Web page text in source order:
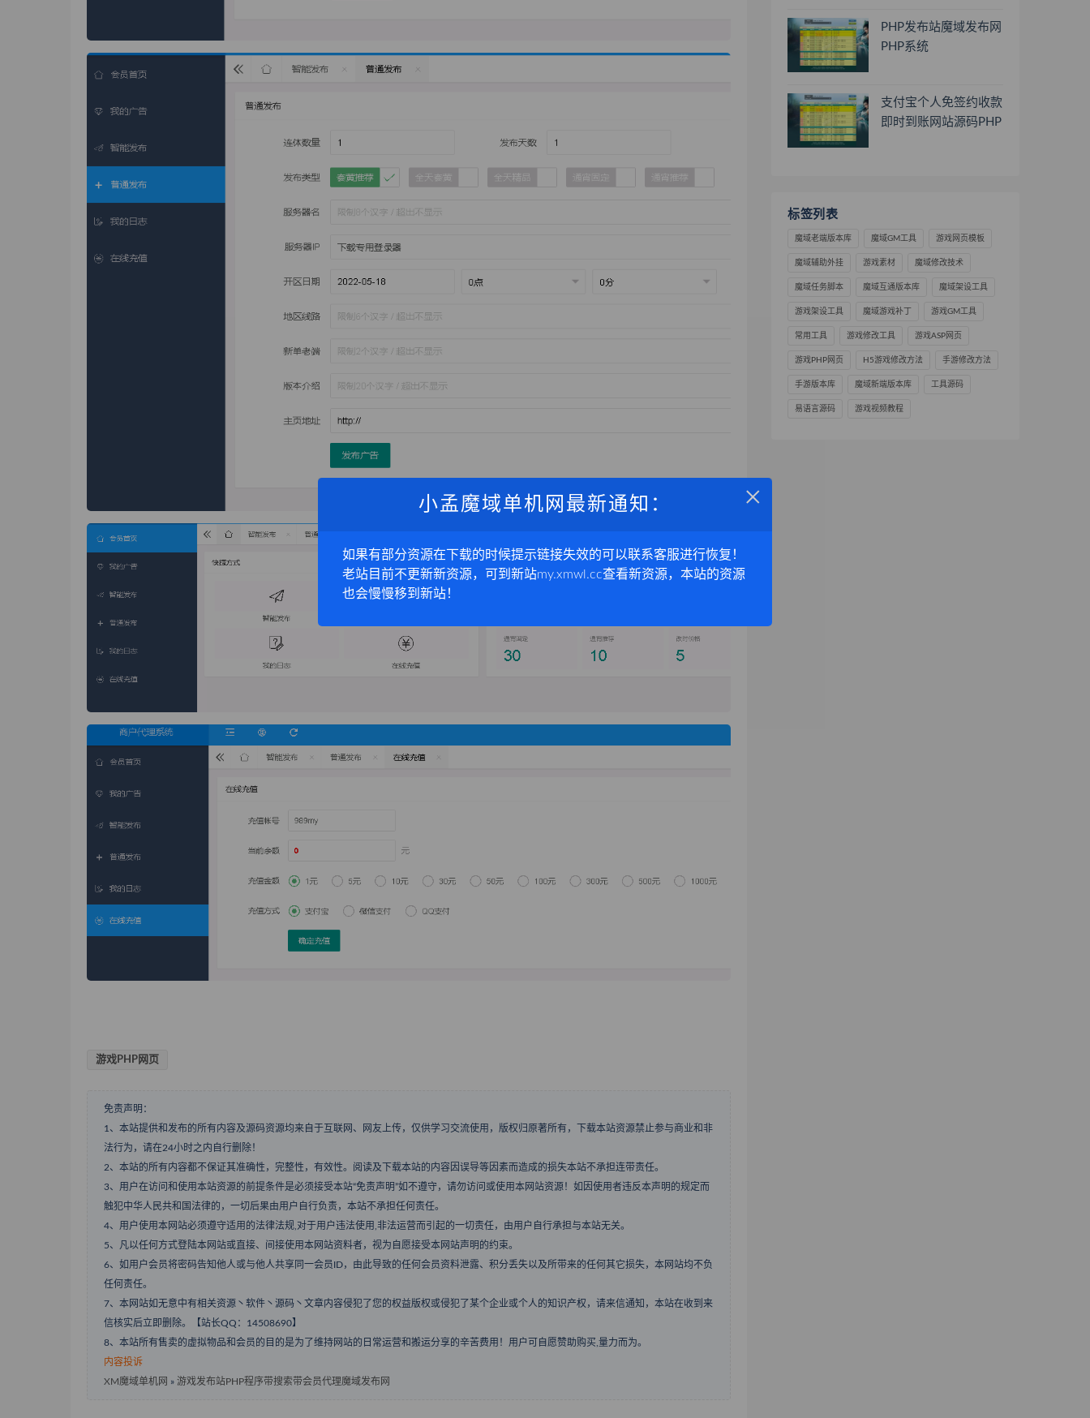
游戏PHP网页
免责声明：
1、本站提供和发布的所有内容及源码资源均来自于互联网、网友上传，仅供学习交流使用，版权归原著所有，下载本站资源禁止参与商业和非
法行为，请在24小时之内自行删除！
2、本站的所有内容都不保证其准确性，完整性，有效性。阅读及下载本站的内容因误导等因素而造成的损失本站不承担连带责任。
3、用户在访问和使用本站资源的前提条件是必须接受本站“免责声明”如不遵守，请勿访问或使用本网站资源！如因使用者违反本声明的规定而
触犯中华人民共和国法律的，一切后果由用户自行负责，本站不承担任何责任。
4、用户使用本网站必须遵守适用的法律法规,对于用户违法使用,非法运营而引起的一切责任，由用户自行承担与本站无关。
5、凡以任何方式登陆本网站或直接、间接使用本网站资料者，视为自愿接受本网站声明的约束。
6、如用户会员将密码告知他人或与他人共享同一会员ID，由此导致的任何会员资料泄露、积分丢失以及所带来的任何其它损失，本网站均不负
任何责任。
7、本网站如无意中有相关资源丶软件丶源码丶文章内容侵犯了您的权益版权或侵犯了某个企业或个人的知识产权，请来信通知，本站在收到来
信核实后立即删除。【站长QQ：14508690】
8、本站所有售卖的虚拟物品和会员的目的是为了维持网站的日常运营和搬运分享的辛苦费用！用户可自愿赞助购买,量力而为。
内容投诉
XM魔域单机网 » 游戏发布站PHP程序带搜索带会员代理魔域发布网
PHP发布站魔域发布网
PHP系统
支付宝个人免签约收款
即时到账网站源码PHP
标签列表
魔域老端版本库 魔域GM工具 游戏网页模板
魔域辅助外挂 游戏素材 魔域修改技术
魔域任务脚本 魔域互通版本库 魔域架设工具
游戏架设工具 魔域游戏补丁 游戏GM工具
常用工具 游戏修改工具 游戏ASP网页
游戏PHP网页 H5游戏修改方法 手游修改方法
手游版本库 魔域新端版本库 工具源码
易语言源码 游戏视频教程
×
小孟魔域单机网最新通知：
如果有部分资源在下载的时候提示链接失效的可以联系客服进行恢复！
老站目前不更新新资源，可到新站my.xmwl.cc查看新资源，本站的资源
也会慢慢移到新站！